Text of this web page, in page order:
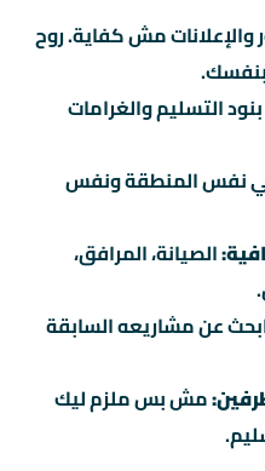
مش كفاية. روح
التسليم والغرامات
نفس المنطقة ونفس
الصيانة، المرافق،
عن مشاريعه السابقة
مش بس ملزم ليك